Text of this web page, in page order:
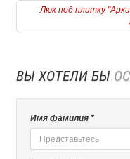
Люк под плитку
ВЫ ХОТЕЛИ БЫ
Имя фамилия *